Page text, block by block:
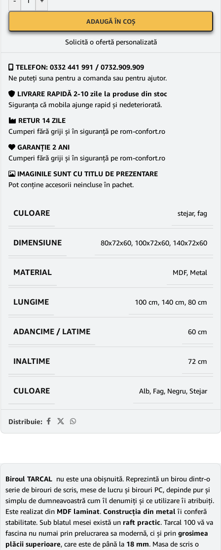
ADAUGĂ ÎN COȘ
Solicită o ofertă personalizată
TELEFON: 0332 441 991 / 0732.909.909
Ne puteţi suna pentru a comanda sau pentru ajutor.
LIVRARE RAPIDĂ 2-10 zile la produse din stoc
Siguranţa că mobila ajunge rapid şi nedeteriorată.
RETUR 14 ZILE
Cumperi fără griji şi în siguranţă pe rom-confort.ro
GARANŢIE 2 ANI
Cumperi fără griji şi în siguranţă pe rom-confort.ro
IMAGINILE SUNT CU TITLU DE PREZENTARE
Pot conține accesorii neincluse în pachet.
CULOARE stejar, fag
DIMENSIUNE 80x72x60, 100x72x60, 140x72x60
MATERIAL MDF, Metal
LUNGIME 100 cm, 140 cm, 80 cm
ADANCIME / LATIME 60 cm
INALTIME 72 cm
CULOARE Alb, Fag, Negru, Stejar
Distribuie:
Biroul TARCAL nu este una obişnuită. Reprezintă un birou dintr-o
serie de birouri de scris, mese de lucru şi birouri PC, depinde pur şi
simplu de dumneavoastră cum îl denumiţi şi ce utilizare îi atribuiţi.
Este realizat din MDF laminat. Construcţia din metal îi conferă
stabilitate. Sub blatul mesei există un raft practic. Tarcal 100 vă va
fascina nu numai prin prelucrarea sa modernă, ci şi prin grosimea
plăcii superioare, care este de până la 18 mm. Masa de scris o